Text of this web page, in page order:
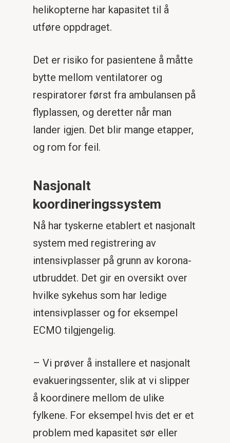
helikopterne har kapasitet til å
utføre oppdraget.
Det er risiko for pasientene å måtte
bytte mellom ventilatorer og
respiratorer først fra ambulansen på
flyplassen, og deretter når man
lander igjen. Det blir mange etapper,
og rom for feil.
Nasjonalt
koordineringssystem
Nå har tyskerne etablert et nasjonalt
system med registrering av
intensivplasser på grunn av korona-
utbruddet. Det gir en oversikt over
hvilke sykehus som har ledige
intensivplasser og for eksempel
ECMO tilgjengelig.
– Vi prøver å installere et nasjonalt
evakueringssenter, slik at vi slipper
å koordinere mellom de ulike
fylkene. For eksempel hvis det er et
problem med kapasitet sør eller